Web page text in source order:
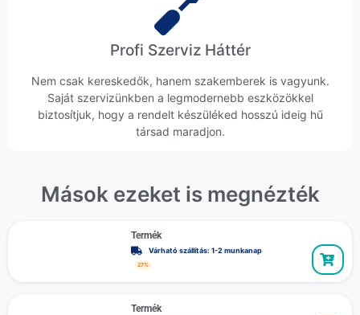
Profi Szerviz Háttér
Nem csak kereskedők, hanem szakemberek is vagyunk.
Saját szervizünkben a legmodernebb eszközökkel
biztosítjuk, hogy a rendelt készüléked hosszú ideig hű
társad maradjon.
Mások ezeket is megnézték
Termék
Várható szállítás: 1-2 munkanap
27%
Termék